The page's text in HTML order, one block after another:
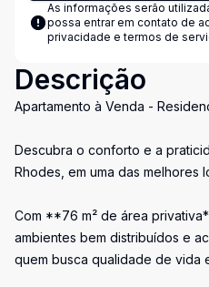
As informações serão
possa entrar em contato de
privacidade e termos de
Descrição
Apartamento à Venda -
Descubra o conforto e a
Rhodes, em uma das melhores
Com **76 m² de área
ambientes bem distribuídos e
quem busca qualidade de vida